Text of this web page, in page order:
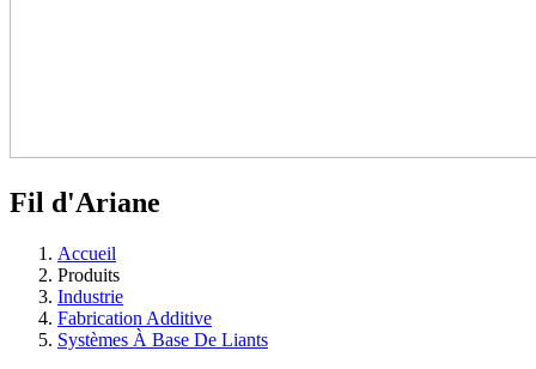
Fil d'Ariane
Accueil
Produits
Industrie
Fabrication Additive
Systèmes À Base De Liants